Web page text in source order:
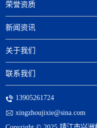
荣誉资质
新闻资讯
关于我们
联系我们
13905261724
xingzhoujixie@sina.com